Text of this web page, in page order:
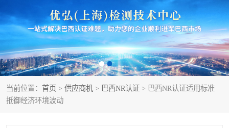
当前位置： 首页 > 供应商机 > 巴西NR认证 > 巴西NR认证适用标准
抵御经济环境波动
RECYCLASS认证 NR10认证
NR12认证 NR13认证
ART认证 巴西NR认证
巴西认证 RETIE认证